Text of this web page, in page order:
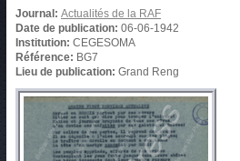
Journal: Actualités de la RAF
Date de publication: 06-06-1942
Institution: CEGESOMA
Référence: BG7
Lieu de publication: Grand Reng